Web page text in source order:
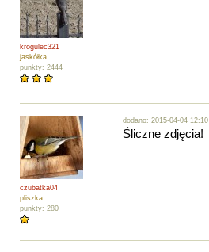
krogulec321
jaskółka
punkty: 2444
czubatka04
pliszka
punkty: 280
dodano: 2015-04-04 12:10
Śliczne zdjęcia!